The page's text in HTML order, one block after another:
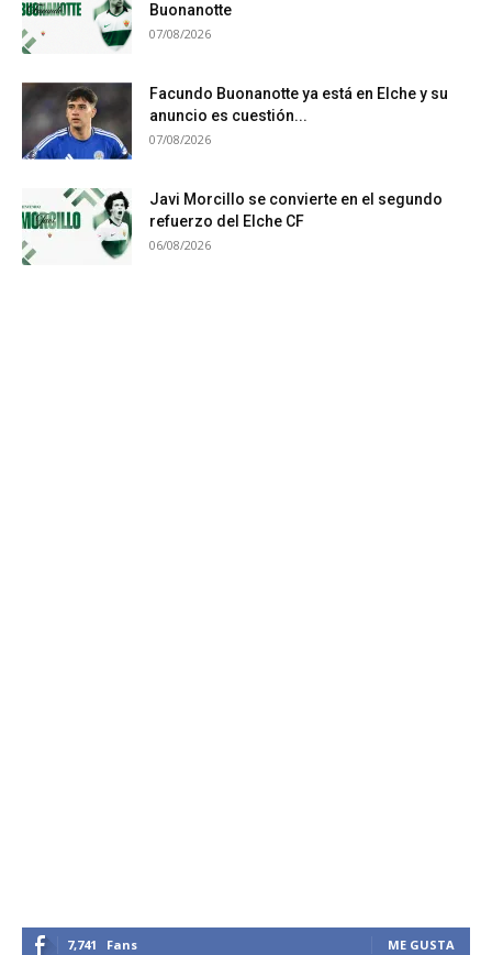
Buonanotte
07/08/2026
Facundo Buonanotte ya está en Elche y su
anuncio es cuestión...
07/08/2026
Javi Morcillo se convierte en el segundo
refuerzo del Elche CF
06/08/2026
7,741 Fans ME GUSTA